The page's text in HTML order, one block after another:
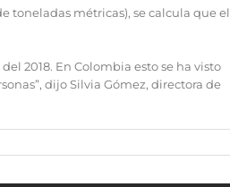
toneladas métricas), se calcula que el
2018. En Colombia esto se ha visto
dijo Silvia Gómez, directora de